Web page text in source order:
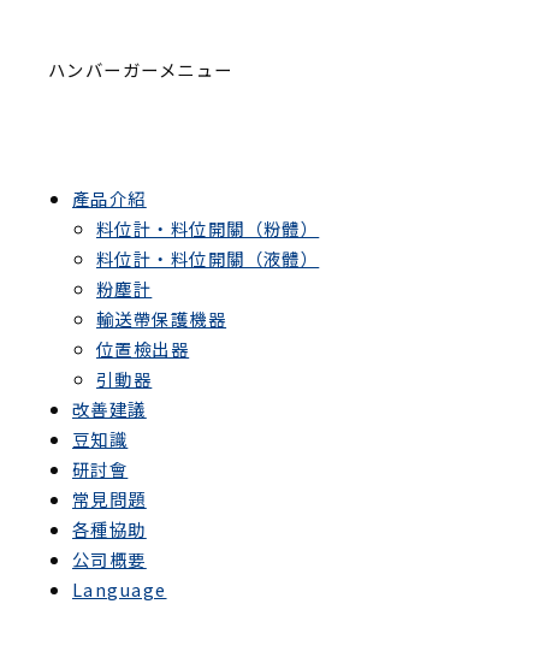
ハンバーガーメニュー
產品介紹
料位計・料位開關（粉體）
料位計・料位開關（液體）
粉塵計
輸送帶保護機器
位置檢出器
引動器
改善建議
豆知識
研討會
常見問題
各種協助
公司概要
Language